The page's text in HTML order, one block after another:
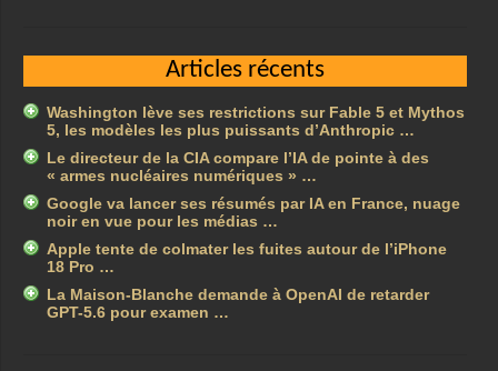
Articles récents
Washington lève ses restrictions sur Fable 5 et Mythos
5, les modèles les plus puissants d’Anthropic …
Le directeur de la CIA compare l’IA de pointe à des
« armes nucléaires numériques » …
Google va lancer ses résumés par IA en France, nuage
noir en vue pour les médias …
Apple tente de colmater les fuites autour de l’iPhone
18 Pro …
La Maison-Blanche demande à OpenAI de retarder
GPT-5.6 pour examen …